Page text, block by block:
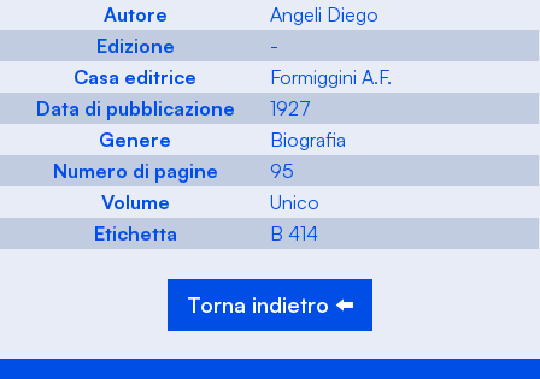
Autore
Angeli Diego
Edizione
-
Casa editrice
Formiggini A.F.
Data di pubblicazione
1927
Genere
Biografia
Numero di pagine
95
Volume
Unico
Etichetta
B 414
Torna indietro ⬅️